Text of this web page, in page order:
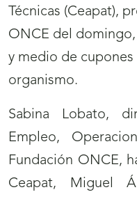
Técnicas (Ceapat),
ONCE del
y medio de
organismo.
Sabina Lobato,
Empleo,
Fundación ONCE,
Ceapat, Miguel